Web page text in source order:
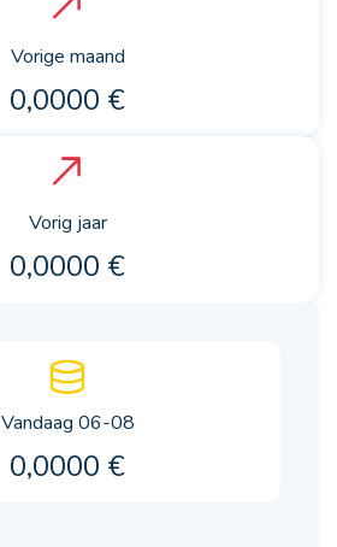
Vorige maand
0,0000 €
Vorig jaar
0,0000 €
Vandaag 06-08
0,0000 €